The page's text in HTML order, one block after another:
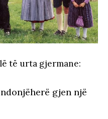
të urta gjermane:
gjen një